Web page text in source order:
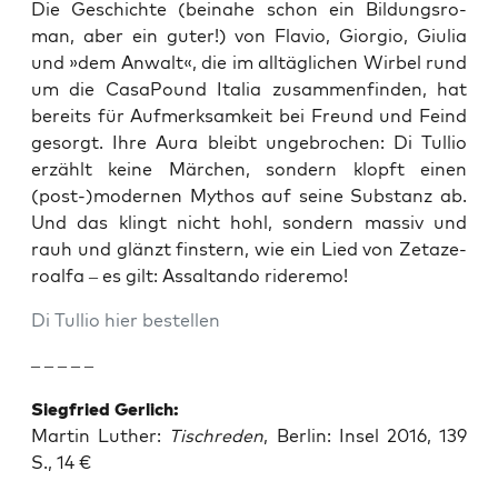
Die Geschich­te (bei­na­he schon ein Bil­dungs­ro­
man, aber ein guter!) von Fla­vio, Gior­gio, Giu­lia
und »dem Anwalt«, die im all­täg­li­chen Wir­bel rund
um die Casa­Pound Ita­lia zusam­men­fin­den, hat
bereits für Auf­merk­sam­keit bei Freund und Feind
gesorgt. Ihre Aura bleibt unge­bro­chen: Di Tul­lio
erzählt kei­ne Mär­chen, son­dern klopft einen
(post-)modernen Mythos auf sei­ne Sub­stanz ab.
Und das klingt nicht hohl, son­dern mas­siv und
rauh und glänzt fins­tern, wie ein Lied von Zeta­ze­
ro­al­fa – es gilt: Assal­tan­do rideremo!
Di Tul­lio hier bestellen
– – – – –
Sieg­fried Gerlich:
Mar­tin Luther: Tisch­re­den, Ber­lin: Insel 2016, 139
S., 14 €